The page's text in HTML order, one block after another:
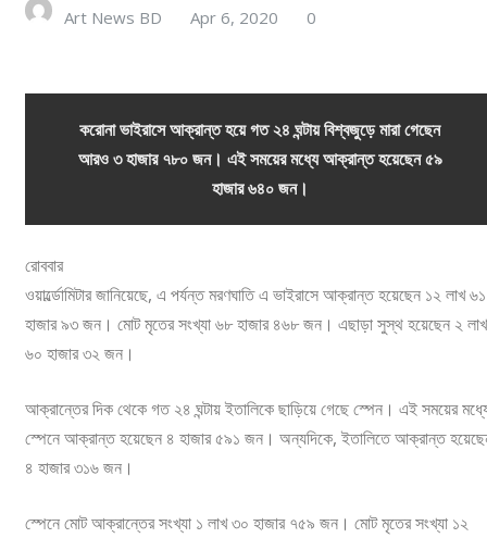
Art News BD Apr 6, 2020 0
করোনা ভাইরাসে আক্রান্ত হয়ে গত ২৪ ঘন্টায় বিশ্বজুড়ে মারা গেছেন
আরও ৩ হাজার ৭৮০ জন। এই সময়ের মধ্যে আক্রান্ত হয়েছেন ৫৯
হাজার ৬৪০ জন।
রোববার
ওয়ার্ল্ডোমিটার জানিয়েছে, এ পর্যন্ত মরণঘাতি এ ভাইরাসে আক্রান্ত হয়েছেন ১২ লাখ ৬১
হাজার ৯৩ জন। মোট মৃতের সংখ্যা ৬৮ হাজার ৪৬৮ জন। এছাড়া সুস্থ হয়েছেন ২ লাখ
৬০ হাজার ৩২ জন।
আক্রান্তের দিক থেকে গত ২৪ ঘন্টায় ইতালিকে ছাড়িয়ে গেছে স্পেন। এই সময়ের
স্পেনে আক্রান্ত হয়েছেন ৪ হাজার ৫৯১ জন। অন্যদিকে, ইতালিতে আক্রান্ত
৪ হাজার ৩১৬ জন।
স্পেনে মোট আক্রান্তের সংখ্যা ১ লাখ ৩০ হাজার ৭৫৯ জন। মোট মৃতের সংখ্যা ১২